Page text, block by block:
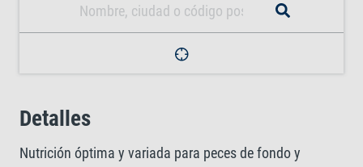
Detalles
Nutrición óptima y variada para peces de fondo y